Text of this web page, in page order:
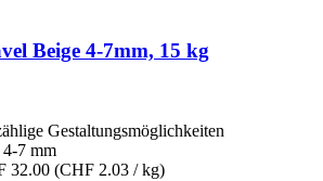
Beige 4-​7mm, 15 kg
Gestaltungsmöglichkeiten
7 mm
32.00 (CHF 2.03 / kg)